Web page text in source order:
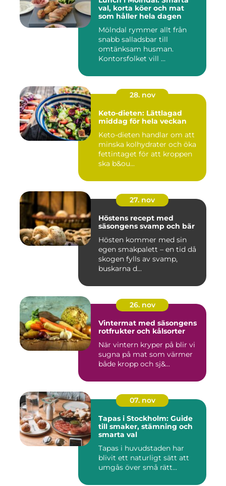
val, korta köer och mat
som håller hela dagen
Mölndal rymmer allt från
snabb salladsbar till
omtänksam husman.
Kontorsfolket vill ...
28. nov
Keto-dieten: Lättlagad
middag för hela veckan
Keto-dieten handlar om att
minska kolhydrater och öka
fettintaget för att kroppen
ska b&ou...
27. nov
Höstens recept med
säsongens svamp och bär
Hösten kommer med sin
egen smakpalett – en tid då
skogen fylls av svamp,
buskarna d...
26. nov
Vintermat med säsongens
rotfrukter och kålsorter
När vintern kryper på blir vi
sugna på mat som värmer
både kropp och sj&...
07. nov
Tapas i Stockholm: Guide
till smaker, stämning och
smarta val
Tapas i huvudstaden har
blivit ett naturligt sätt att
umgås över små rätt...